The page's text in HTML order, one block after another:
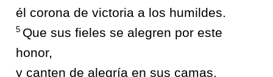
él corona de victoria a los humildes.
5 Que sus fieles se alegren por este
honor,
y canten de alegría en sus camas.